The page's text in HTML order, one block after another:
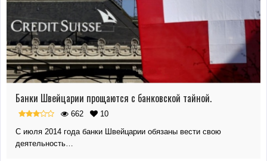
Банки Швейцарии прощаются с банковской тайной.
662
10
С июля 2014 года банки Швейцарии обязаны вести свою
деятельность…